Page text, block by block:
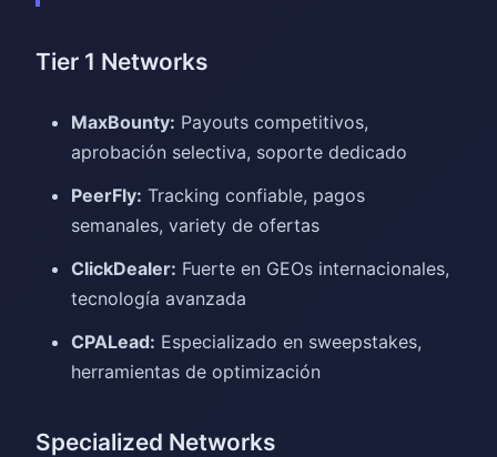
Tier 1 Networks
MaxBounty: Payouts competitivos,
aprobación selectiva, soporte dedicado
PeerFly: Tracking confiable, pagos
semanales, variety de ofertas
ClickDealer: Fuerte en GEOs internacionales,
tecnología avanzada
CPALead: Especializado en sweepstakes,
herramientas de optimización
Specialized Networks